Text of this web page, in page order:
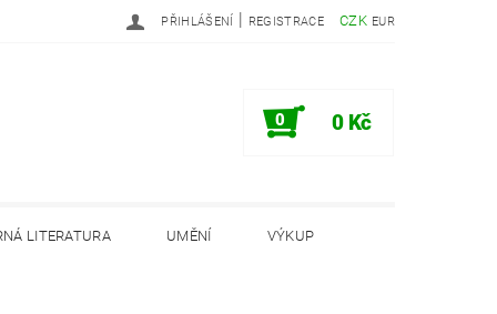
CZK EUR
PŘIHLÁŠENÍ | REGISTRACE
0 0 Kč
LITERATURA UMĚNÍ VÝKUP